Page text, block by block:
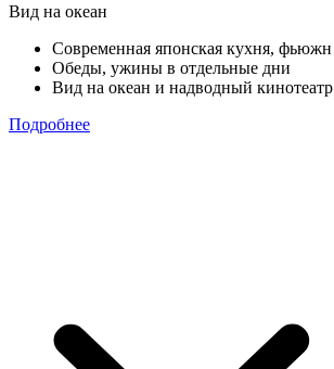
Вид на океан
Современная японская кухня, фьюжн
Обеды, ужины в отдельные дни
Вид на океан и надводный кинотеатр
Подробнее